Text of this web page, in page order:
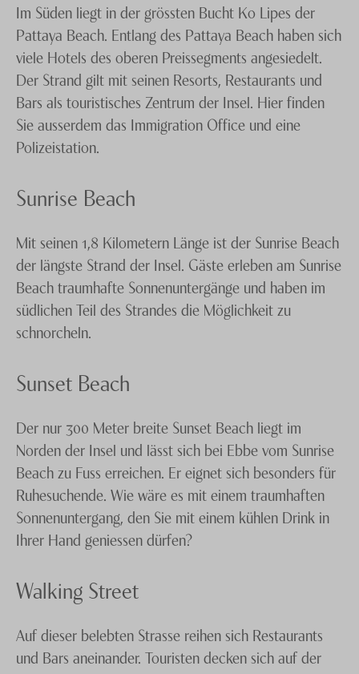
Im Süden liegt in der grössten Bucht Ko Lipes der
Pattaya Beach. Entlang des Pattaya Beach haben sich
viele Hotels des oberen Preissegments angesiedelt.
Der Strand gilt mit seinen Resorts, Restaurants und
Bars als touristisches Zentrum der Insel. Hier finden
Sie ausserdem das Immigration Office und eine
Polizeistation.
Sunrise Beach
Mit seinen 1,8 Kilometern Länge ist der Sunrise Beach
der längste Strand der Insel. Gäste erleben am Sunrise
Beach traumhafte Sonnenuntergänge und haben im
südlichen Teil des Strandes die Möglichkeit zu
schnorcheln.
Sunset Beach
Der nur 300 Meter breite Sunset Beach liegt im
Norden der Insel und lässt sich bei Ebbe vom Sunrise
Beach zu Fuss erreichen. Er eignet sich besonders für
Ruhesuchende. Wie wäre es mit einem traumhaften
Sonnenuntergang, den Sie mit einem kühlen Drink in
Ihrer Hand geniessen dürfen?
Walking Street
Auf dieser belebten Strasse reihen sich Restaurants
und Bars aneinander. Touristen decken sich auf der